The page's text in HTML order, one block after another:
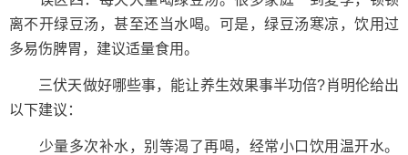
离不开绿豆汤，甚至还当水喝。可是，绿豆汤寒凉，饮用过
多易伤脾胃，建议适量食用。
三伏天做好哪些事，能让养生效果事半功倍?肖明伦给出
以下建议：
少量多次补水，别等渴了再喝，经常小口饮用温开水。